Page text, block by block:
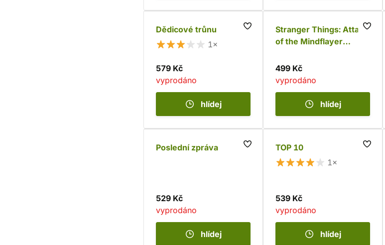
Dědicové trůnu
1×
579 Kč
vyprodáno
hlídej
Stranger Things: Attack
of the Mindflayer
499 Kč
vyprodáno
hlídej
Poslední zpráva
529 Kč
vyprodáno
hlídej
TOP 10
1×
539 Kč
vyprodáno
hlídej